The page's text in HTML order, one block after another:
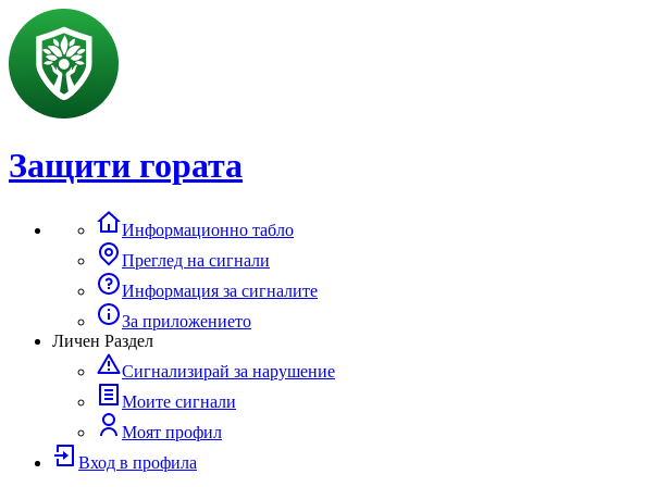
Защити гората
Информационно табло
Преглед на сигнали
Информация за сигналите
За приложението
Личен Раздел
Сигнализирай за нарушение
Моите сигнали
Моят профил
Вход в профила